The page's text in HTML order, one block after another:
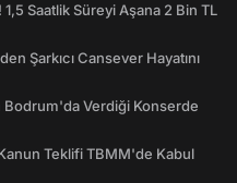
Saatlik Süreyi Aşana 2 Bin TL
Şarkıcı Cansever Hayatını
Verdiği Konserde
Teklifi TBMM'de Kabul